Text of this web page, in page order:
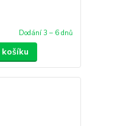
Dodání 3 – 6 dnů